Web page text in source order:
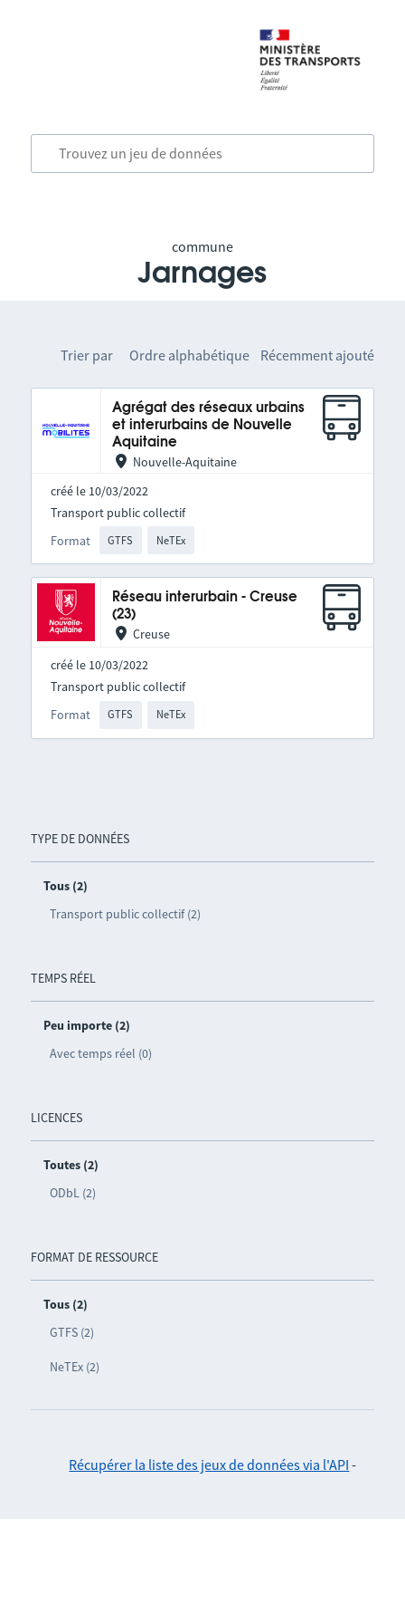
commune
Jarnages
TYPE DE DONNÉES
Tous (2)
Transport public collectif (2)
TEMPS RÉEL
Peu importe (2)
Avec temps réel (0)
LICENCES
Toutes (2)
ODbL (2)
FORMAT DE RESSOURCE
Tous (2)
GTFS (2)
NeTEx (2)
Trier par Ordre alphabétique Récemment ajouté
Agrégat des réseaux urbains
et interurbains de Nouvelle
Aquitaine
Nouvelle-Aquitaine
créé le 10/03/2022
Format GTFS NeTEx
Transport public collectif
Réseau interurbain - Creuse
(23)
Creuse
créé le 10/03/2022
Format GTFS NeTEx
Transport public collectif
Récupérer la liste des jeux de données via l'API -